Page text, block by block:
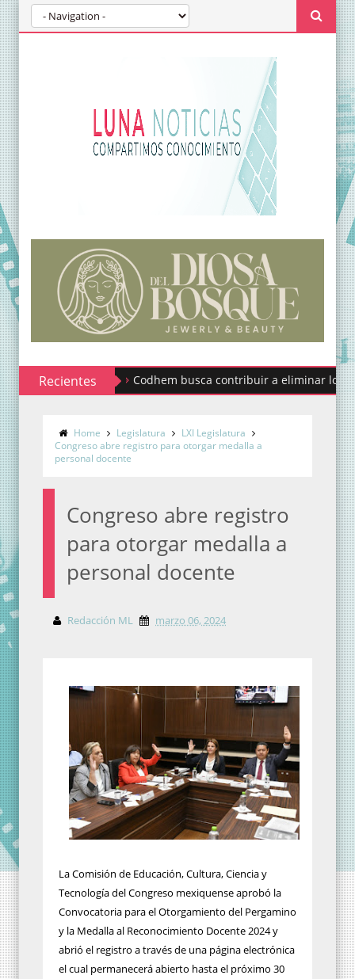
RecientesCodhem busca contribuir a eliminar los estigmas
Home Legislatura
LXI Legislatura
Congreso abre registro para otorgar medalla a
personal docente
Congreso abre registro
para otorgar medalla a
personal docente
Redacción ML marzo 06, 2024
La Comisión de Educación, Cultura, Ciencia y
Tecnología del Congreso mexiquense aprobó la
Convocatoria para el Otorgamiento del Pergamino
y la Medalla al Reconocimiento Docente 2024 y
abrió el registro a través de una página electrónica
el cual permanecerá abierto hasta el próximo 30